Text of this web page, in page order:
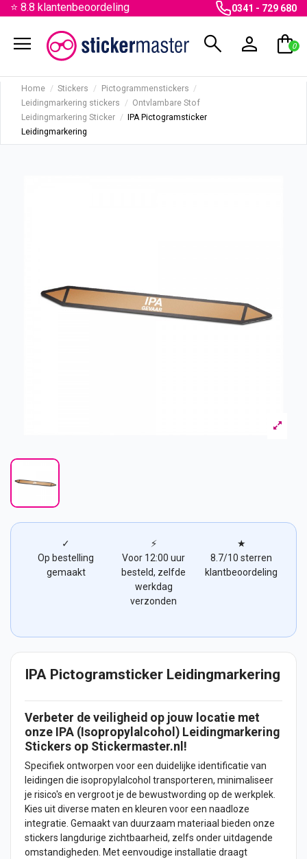
⭐ 8.8 klantenbeoordeling 0341 - 729 680
menu search person shopping_bag
0
Home Stickers
Pictogrammenstickers
Leidingmarkering stickers
Ontvlambare Stof
Leidingmarkering Sticker
IPA Pictogramsticker
Leidingmarkering
✓
Op bestelling
gemaakt
⚡
Voor 12:00 uur
besteld, zelfde
werkdag
verzonden
★
8.7/10 sterren
klantbeoordeling
IPA Pictogramsticker Leidingmarkering
Verbeter de veiligheid op jouw locatie met
onze IPA (Isopropylalcohol) Leidingmarkering
Stickers op Stickermaster.nl!
Specifiek ontworpen voor een duidelijke identificatie van
leidingen die isopropylalcohol transporteren, minimaliseer
je risico's en vergroot je de bewustwording op de werkplek.
Kies uit diverse maten en kleuren voor een naadloze
integratie. Gemaakt van duurzaam materiaal bieden onze
stickers langdurige zichtbaarheid, zelfs onder uitdagende
omstandigheden. Met eenvoudige installatie draagt